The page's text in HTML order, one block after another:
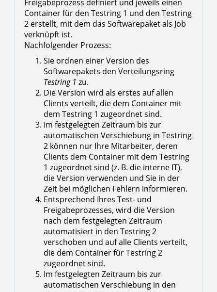
Freigabeprozess definiert und jeweils einen
Container für den Testring 1 und den Testring
2 erstellt, mit dem das Softwarepaket als Job
verknüpft ist.
Nachfolgender Prozess:
Sie ordnen einer Version des
Softwarepakets den Verteilungsring
Testring 1 zu.
Die Version wird als erstes auf allen
Clients verteilt, die dem Container mit
dem Testring 1 zugeordnet sind.
Im festgelegten Zeitraum bis zur
automatischen Verschiebung in Testring
2 können nur Ihre Mitarbeiter, deren
Clients dem Container mit dem Testring
1 zugeordnet sind (z. B. die interne IT),
die Version verwenden und Sie in der
Zeit bei möglichen Fehlern informieren.
Entsprechend Ihres Test- und
Freigabeprozesses, wird die Version
nach dem festgelegten Zeitraum
automatisiert in den Testring 2
verschoben und auf alle Clients verteilt,
die dem Container für Testring 2
zugeordnet sind.
Im festgelegten Zeitraum bis zur
automatischen Verschiebung in den